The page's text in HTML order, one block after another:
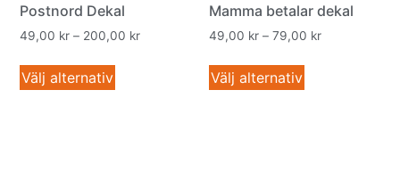
Postnord Dekal
49,00 kr – 200,00 kr
Välj alternativ
Mamma betalar dekal
49,00 kr – 79,00 kr
Välj alternativ